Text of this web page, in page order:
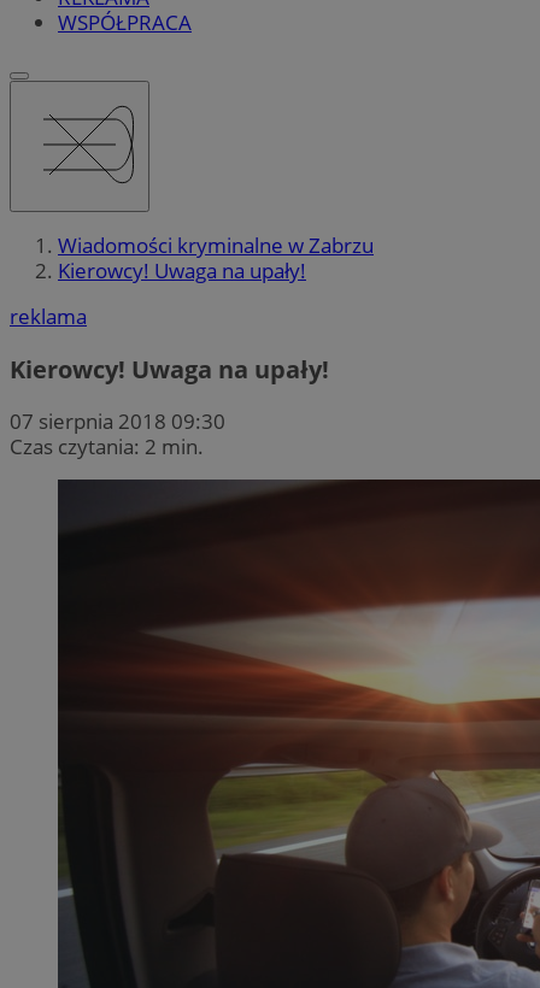
WSPÓŁPRACA
Wiadomości kryminalne w Zabrzu
Kierowcy! Uwaga na upały!
reklama
Kierowcy! Uwaga na upały!
07 sierpnia 2018 09:30
Czas czytania: 2 min.